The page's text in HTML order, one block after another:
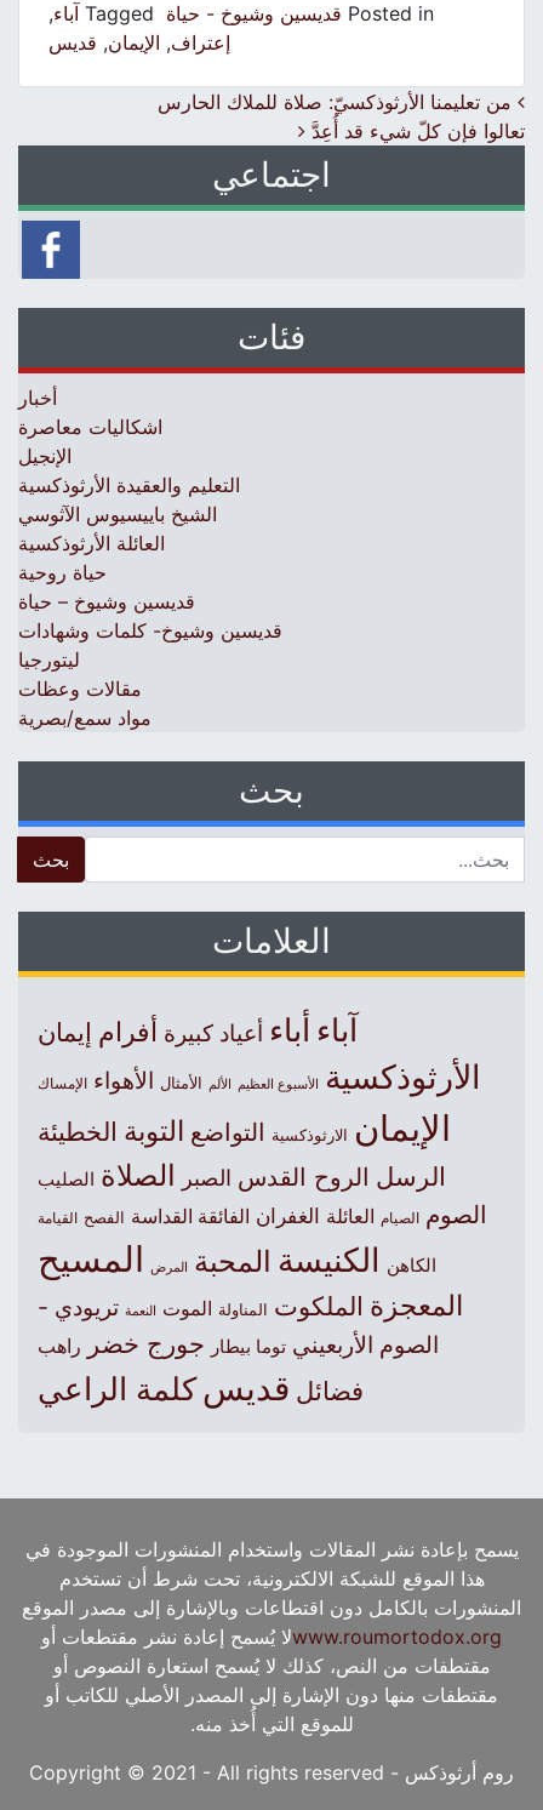
Posted in قديسين وشيوخ - حياة Tagged آباء,
إعتراف,الإيمان,قديس
Post navigation
من تعليمنا الأرثوذكسيّ: صلاة للملاك الحارس
تعالوا فإن كلّ شيء قد أُعِدَّ
اجتماعي
فئات
أخبار
اشكاليات معاصرة
الإنجيل
التعليم والعقيدة الأرثوذكسية
الشيخ باييسيوس الآثوسي
العائلة الأرثوذكسية
حياة روحية
قديسين وشيوخ – حياة
قديسين وشيوخ- كلمات وشهادات
ليتورجيا
مقالات وعظات
مواد سمع/بصرية
بحث
العلامات
آباءأباء أعياد كبيرة أفرام إيمان
الأرثوذكسية الأسبوع العظيم الألم الأمثال الأهواء الإمساك
الإيمان الارثوذكسية التواضع التوبة الخطيئة
الرسل الروح القدس الصبر الصلاة الصليب
الصوم الصيام العائلة الغفران الفائقة القداسة الفصح القيامة
الكاهن الكنيسةالمحبة المرض المسيح
المعجزة الملكوت المناولة الموت النعمة تريودي -
الصوم الأربعيني توما بيطار جورج خضر راهب
فضائل قديس كلمة الراعي
يسمح بإعادة نشر المقالات واستخدام المنشورات الموجودة في
هذا الموقع للشبكة الالكترونية، تحت شرط أن تستخدم
المنشورات بالكامل دون اقتطاعات وبالإشارة إلى مصدر الموقع
www.roumortodox.orgلا يُسمح إعادة نشر مقتطعات أو
مقتطفات من النص، كذلك لا يُسمح استعارة النصوص أو
مقتطفات منها دون الإشارة إلى المصدر الأصلي للكاتب أو
للموقع التي أُخذ منه.
روم أرثوذكس - Copyright © 2021 - All rights reserved